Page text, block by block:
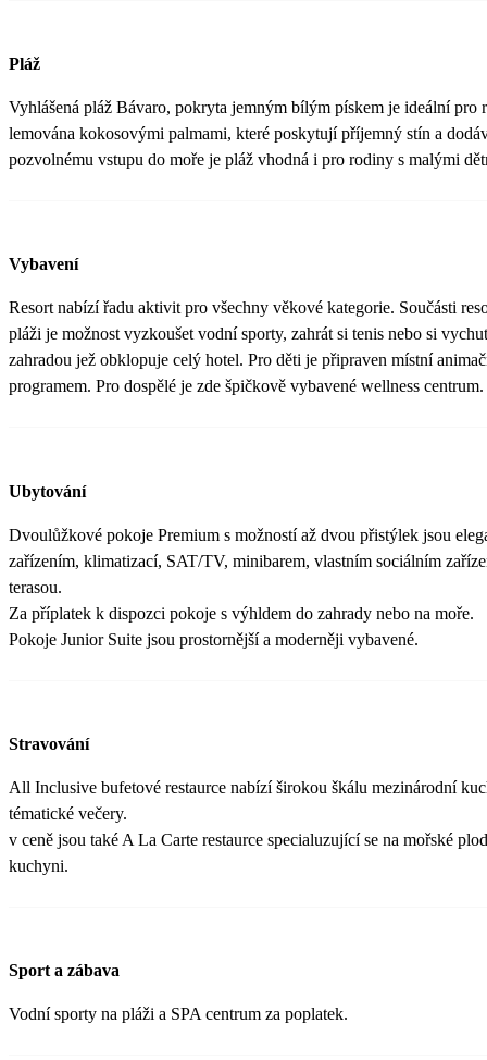
Pláž
Vyhlášená pláž Bávaro, pokryta jemným bílým pískem je ideální pro
lemována kokosovými palmami, které poskytují příjemný stín a
pozvolnému vstupu do moře je pláž vhodná i pro rodiny s malými
Vybavení
Resort nabízí řadu aktivit pro všechny věkové kategorie. Součásti
pláži je možnost vyzkoušet vodní sporty, zahrát si tenis nebo si
zahradou jež obklopuje celý hotel. Pro děti je připraven místní
programem. Pro dospělé je zde špičkově vybavené wellness centrum.
Ubytování
Dvoulůžkové pokoje Premium s možností až dvou přistýlek jsou
zařízením, klimatizací, SAT/TV, minibarem, vlastním sociálním
terasou.
Za příplatek k dispozci pokoje s výhldem do zahrady nebo na moře.
Pokoje Junior Suite jsou prostornější a moderněji vybavené.
Stravování
All Inclusive bufetové restaurce nabízí širokou škálu mezinárodní
tématické večery.
v ceně jsou také A La Carte restaurce specialuzující se na mořské
kuchyni.
Sport a zábava
Vodní sporty na pláži a SPA centrum za poplatek.